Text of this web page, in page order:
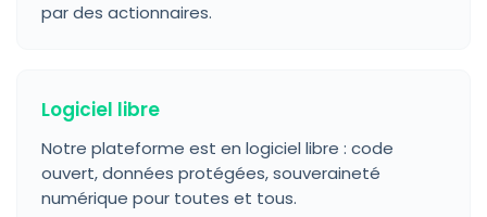
par des actionnaires.
Logiciel libre
Notre plateforme est en logiciel libre : code
ouvert, données protégées, souveraineté
numérique pour toutes et tous.